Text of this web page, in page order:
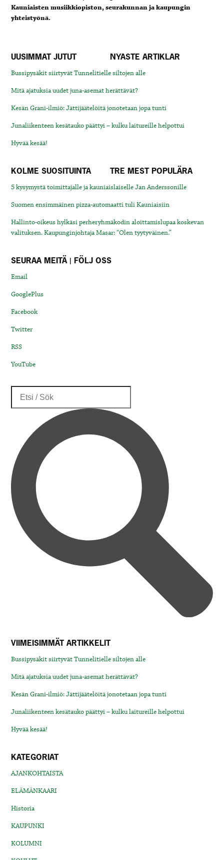
Kauniaisten musiikkiopiston, seurakunnan ja kaupungin
yhteistyönä.
UUSIMMAT JUTUT NYASTE ARTIKLAR
Bussipysäkit siirtyvät Tunnelitielle siltojen alle
Mitä ajatuksia uudet juna-asemat herättävät?
Kesän Grani-ilmiö: Jättijäätelöitä jonotetaan jopa tunti
Junaliikenteen kesätauko päättyi – kulku laitureille helpottui
Hyvää kesää!
KOLME SUOSITUINTA TRE MEST POPULÄRA
5 kysymystä toimittajalle ja kauniaislaiselle Jan Anderssonille
Suomen ensimmäinen pizza-automaatti tuli Kauniaisiin
Hallinto-oikeus hylkäsi perheryhmäkodin aloittamislupaa koskevan
valituksen. Kaupunginjohtaja Masar: “Olen tyytyväinen.”
SEURAA MEITÄ | FÖLJ OSS
Email
GooglePlus
Facebook
Twitter
RSS
YouTube
VIIMEISIMMÄT ARTIKKELIT
Bussipysäkit siirtyvät Tunnelitielle siltojen alle
Mitä ajatuksia uudet juna-asemat herättävät?
Kesän Grani-ilmiö: Jättijäätelöitä jonotetaan jopa tunti
Junaliikenteen kesätauko päättyi – kulku laitureille helpottui
Hyvää kesää!
KATEGORIAT
AJANKOHTAISTA
ELÄMÄNKAARI
Historia
KAUPUNKI
KOLUMNI